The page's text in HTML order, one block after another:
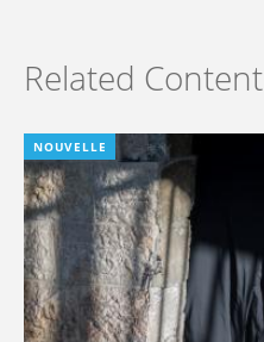
Related Content
NOUVELLE